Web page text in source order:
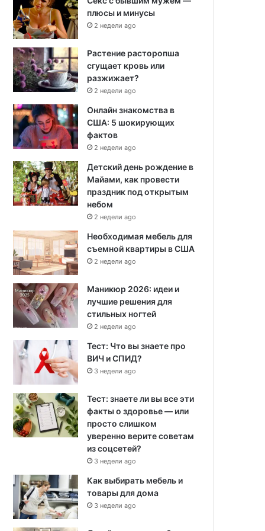
плюсы и минусы
2 недели ago
Растение расторопша
сгущает кровь или
разжижает?
2 недели ago
Онлайн знакомства в
США: 5 шокирующих
фактов
2 недели ago
Детский день рождение в
Майами, как провести
праздник под открытым
небом
2 недели ago
Необходимая мебель для
съемной квартиры в США
2 недели ago
Маникюр 2026: идеи и
лучшие решения для
стильных ногтей
2 недели ago
Тест: Что вы знаете про
ВИЧ и СПИД?
3 недели ago
Тест: знаете ли вы все эти
факты о здоровье — или
просто слишком
уверенно верите советам
из соцсетей?
3 недели ago
Как выбирать мебель и
товары для дома
3 недели ago